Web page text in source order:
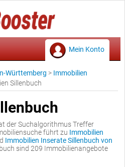
Mein Konto
Württemberg > Immobilien
Sillenbuch
der Suchalgorithmus Treffer
führt zu Immobilien
Immobilien Inserate Sillenbuch von
sind 209 Immobilienangebote